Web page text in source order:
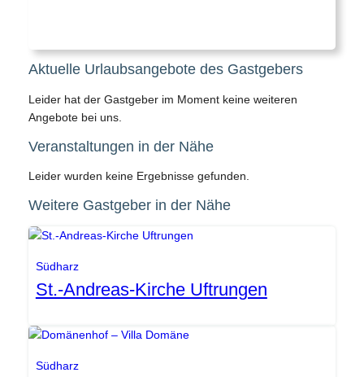
Aktuelle Urlaubsangebote des Gastgebers
Leider hat der Gastgeber im Moment keine weiteren
Angebote bei uns.
Veranstaltungen in der Nähe
Leider wurden keine Ergebnisse gefunden.
Weitere Gastgeber in der Nähe
Südharz
St.-Andreas-Kirche Uftrungen
Südharz